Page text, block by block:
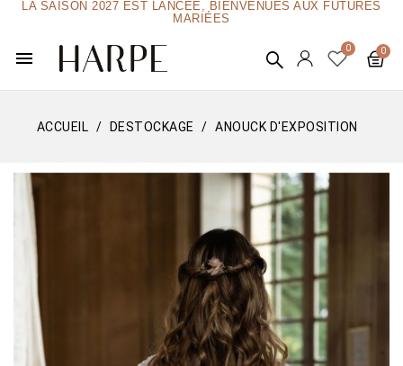
LA SAISON 2027 EST LANCÉE, BIENVENUES AUX FUTURES
MARIÉES
menu
ACCUEIL DESTOCKAGE ANOUCK D'EXPOSITION